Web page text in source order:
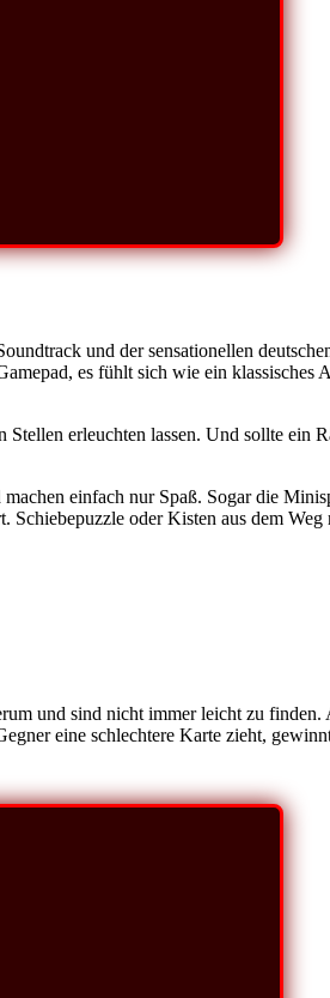
und der sensationellen
es fühlt sich wie ein klassisches
erleuchten lassen. Und sollte ein
einfach nur Spaß. Sogar die
oder Kisten aus dem Weg
und sind nicht immer leicht zu
eine schlechtere Karte zieht,